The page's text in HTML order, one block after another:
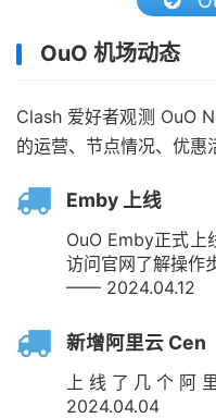
OuO 机场动态
Clash 爱好者观测 OuO
的运营、节点情况、优惠
Emby 上线
OuO Emby正式上
访问官网了解操作
—— 2024.04.12
新增阿里云 Cen
上线了几个
2024.04.04